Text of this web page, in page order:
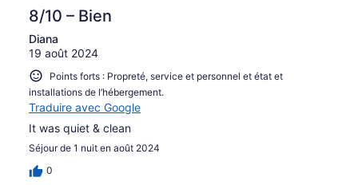
8/10 – Bien
Diana
19 août 2024
Points forts : Propreté, service et personnel et état et
installations de l’hébergement.
Traduire avec Google
It was quiet & clean
Séjour de 1 nuit en août 2024
0